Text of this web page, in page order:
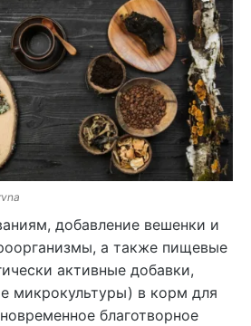
добавление вешенки и
а также пищевые
активные добавки,
микрокультуры) в корм для
благотворное